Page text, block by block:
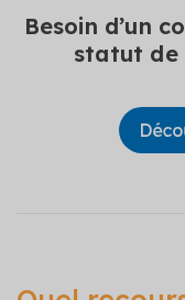
Besoin d’un
statut de